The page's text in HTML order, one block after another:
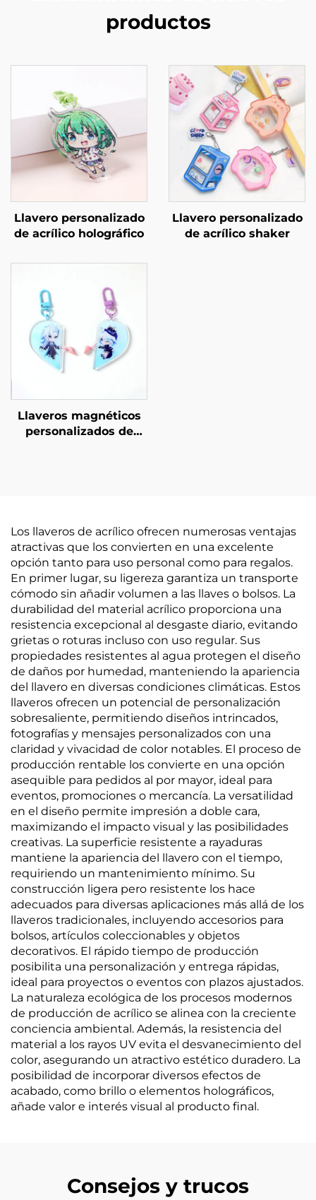
productos
Llavero personalizado
de acrílico holográfico
Llavero personalizado
de acrílico shaker
Llaveros magnéticos
personalizados de
Los llaveros de acrílico ofrecen numerosas ventajas
atractivas que los convierten en una excelente
opción tanto para uso personal como para regalos.
En primer lugar, su ligereza garantiza un transporte
cómodo sin añadir volumen a las llaves o bolsos. La
durabilidad del material acrílico proporciona una
resistencia excepcional al desgaste diario, evitando
grietas o roturas incluso con uso regular. Sus
propiedades resistentes al agua protegen el diseño
de daños por humedad, manteniendo la apariencia
del llavero en diversas condiciones climáticas. Estos
llaveros ofrecen un potencial de personalización
sobresaliente, permitiendo diseños intrincados,
fotografías y mensajes personalizados con una
claridad y vivacidad de color notables. El proceso de
producción rentable los convierte en una opción
asequible para pedidos al por mayor, ideal para
eventos, promociones o mercancía. La versatilidad
en el diseño permite impresión a doble cara,
maximizando el impacto visual y las posibilidades
creativas. La superficie resistente a rayaduras
mantiene la apariencia del llavero con el tiempo,
requiriendo un mantenimiento mínimo. Su
construcción ligera pero resistente los hace
adecuados para diversas aplicaciones más allá de los
llaveros tradicionales, incluyendo accesorios para
bolsos, artículos coleccionables y objetos
decorativos. El rápido tiempo de producción
posibilita una personalización y entrega rápidas,
ideal para proyectos o eventos con plazos ajustados.
La naturaleza ecológica de los procesos modernos
de producción de acrílico se alinea con la creciente
conciencia ambiental. Además, la resistencia del
material a los rayos UV evita el desvanecimiento del
color, asegurando un atractivo estético duradero. La
posibilidad de incorporar diversos efectos de
acabado, como brillo o elementos holográficos,
añade valor e interés visual al producto final.
Consejos y trucos